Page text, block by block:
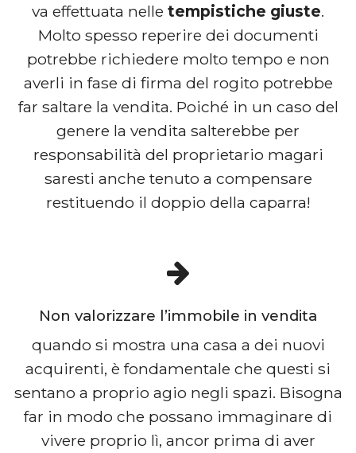
va effettuata nelle tempistiche giuste.
Molto spesso reperire dei documenti
potrebbe richiedere molto tempo e non
averli in fase di firma del rogito potrebbe
far saltare la vendita. Poiché in un caso del
genere la vendita salterebbe per
responsabilità del proprietario magari
saresti anche tenuto a compensare
restituendo il doppio della caparra!
Non valorizzare l’immobile in vendita
quando si mostra una casa a dei nuovi
acquirenti, è fondamentale che questi si
sentano a proprio agio negli spazi. Bisogna
far in modo che possano immaginare di
vivere proprio lì, ancor prima di aver